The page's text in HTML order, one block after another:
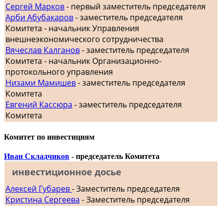
Сергей Марков- первый заместитель председателя
Арби Абубакаров- заместитель председателя
Комитета - начальник Управления
внешнеэкономического сотрудничества
Вячеслав Калганов- заместитель председателя
Комитета - начальник Организационно-
протокольного управления
Низами Мамишев- заместитель председателя
Комитета
Евгений Кассюра - заместитель председателя
Комитета
Комитет по инвестициям
Иван Складчиков - председатель Комитета
инвестиционное досье
Алексей Губарев- Заместитель председателя
Кристина Сергеева - Заместитель председателя